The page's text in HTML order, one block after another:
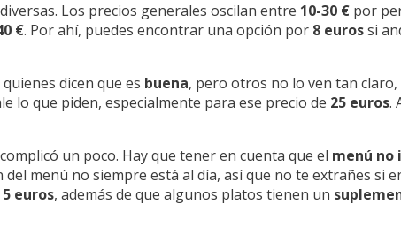
Los precios generales oscilan entre 10-30 € por
€. Por ahí, puedes encontrar una opción por 8 eurossi
dicen que es buena, pero otros no lo ven tan claro,
lo que piden, especialmente para ese precio de 25 euros.
un poco. Hay que tener en cuenta que el menú no
menú no siempre está al día, así que no te extrañes si
euros, además de que algunos platos tienen un